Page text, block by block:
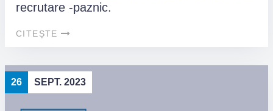
recrutare -paznic.
CITEȘTE
26 SEPT. 2023